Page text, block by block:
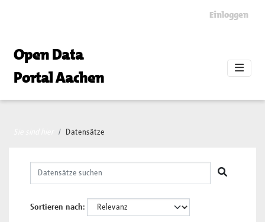
Einloggen
Open Data
Portal Aachen
Datensätze
Sortieren nach